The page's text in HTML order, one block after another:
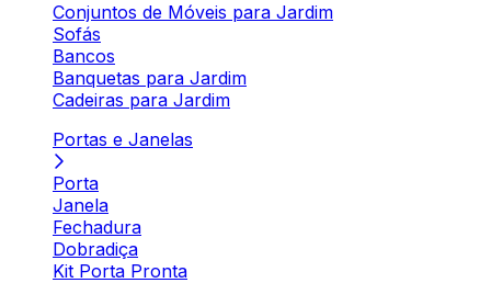
Conjuntos de Móveis para Jardim
Sofás
Bancos
Banquetas para Jardim
Cadeiras para Jardim
Portas e Janelas
Porta
Janela
Fechadura
Dobradiça
Kit Porta Pronta